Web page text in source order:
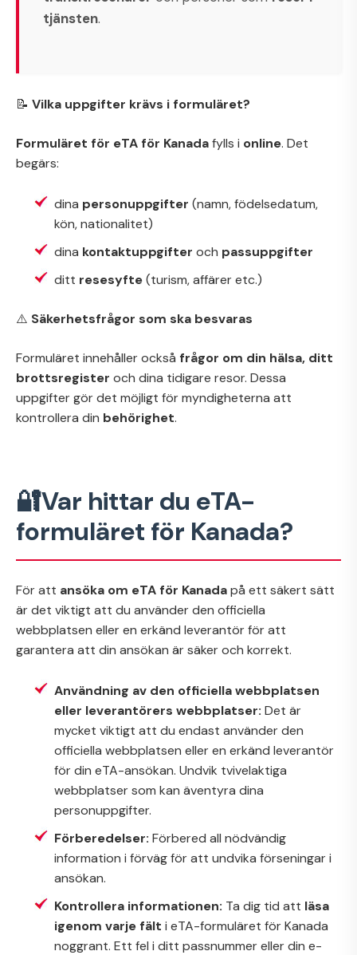
tjänsten.
📝 Vilka uppgifter krävs i formuläret?
Formuläret för eTA för Kanadafylls i online. Det
begärs:
dina personuppgifter (namn, födelsedatum,
kön, nationalitet)
dina kontaktuppgifter och passuppgifter
ditt resesyfte(turism, affärer etc.)
⚠️ Säkerhetsfrågor som ska besvaras
Formuläret innehåller också frågor om din hälsa, ditt
brottsregister och dina tidigare resor. Dessa
uppgifter gör det möjligt för myndigheterna att
kontrollera din behörighet.
🔐Var hittar du eTA-
formuläret för Kanada?
För att ansöka om eTA för Kanadapå ett säkert sätt
är det viktigt att du använder den officiella
webbplatsen eller en erkänd leverantör för att
garantera att din ansökan är säker och korrekt.
Användning av den officiella webbplatsen
eller leverantörers webbplatser: Det är
mycket viktigt att du endast använder den
officiella webbplatsen eller en erkänd leverantör
för din eTA-ansökan. Undvik tvivelaktiga
webbplatser som kan äventyra dina
personuppgifter.
Förberedelser: Förbered all nödvändig
information i förväg för att undvika förseningar i
ansökan.
Kontrollera informationen: Ta dig tid att läsa
igenom varje fält i eTA-formuläret för Kanada
noggrant. Ett fel i ditt passnummer eller din e-